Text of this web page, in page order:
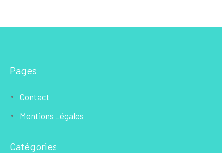
Pages
Contact
Mentions Légales
Catégories